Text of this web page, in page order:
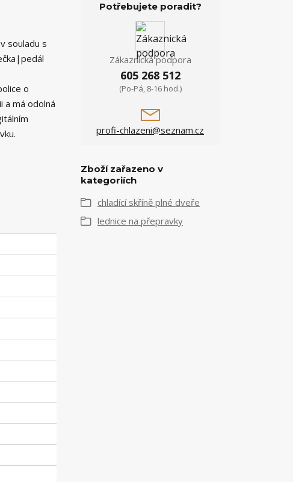
souladu s
o
a má odolná
Potřebujete poradit?
Zákaznická podpora
605 268 512
(Po-Pá, 8-16 hod.)
profi-chlazeni@seznam.cz
Zboží zařazeno v
kategoriích
chladící skříně plné dveře
lednice na přepravky